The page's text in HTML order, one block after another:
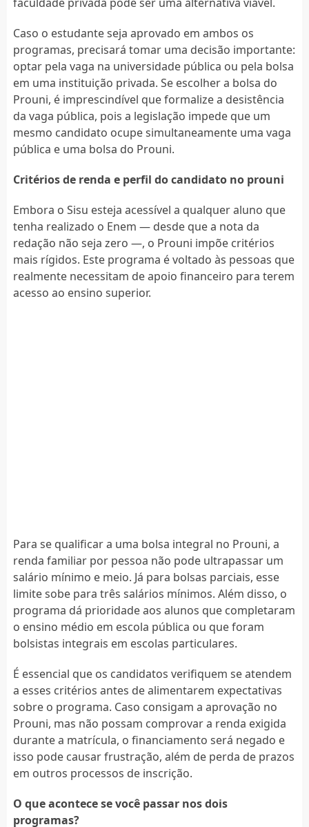
Caso o estudante seja aprovado em ambos os
programas, precisará tomar uma decisão importante:
optar pela vaga na universidade pública ou pela bolsa
em uma instituição privada. Se escolher a bolsa do
Prouni, é imprescindível que formalize a desistência
da vaga pública, pois a legislação impede que um
mesmo candidato ocupe simultaneamente uma vaga
pública e uma bolsa do Prouni.
Critérios de renda e perfil do candidato no prouni
Embora o Sisu esteja acessível a qualquer aluno que
tenha realizado o Enem — desde que a nota da
redação não seja zero —, o Prouni impõe critérios
mais rígidos. Este programa é voltado às pessoas que
realmente necessitam de apoio financeiro para terem
acesso ao ensino superior.
Para se qualificar a uma bolsa integral no Prouni, a
renda familiar por pessoa não pode ultrapassar um
salário mínimo e meio. Já para bolsas parciais, esse
limite sobe para três salários mínimos. Além disso, o
programa dá prioridade aos alunos que completaram
o ensino médio em escola pública ou que foram
bolsistas integrais em escolas particulares.
É essencial que os candidatos verifiquem se atendem
a esses critérios antes de alimentarem expectativas
sobre o programa. Caso consigam a aprovação no
Prouni, mas não possam comprovar a renda exigida
durante a matrícula, o financiamento será negado e
isso pode causar frustração, além de perda de prazos
em outros processos de inscrição.
O que acontece se você passar nos dois
programas?